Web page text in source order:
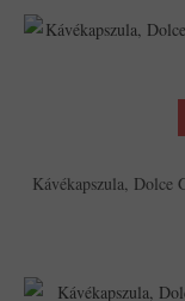
Kávékapszula,